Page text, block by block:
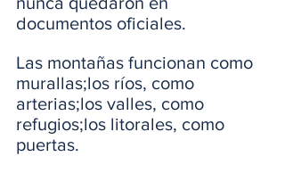
documentos oficiales.
Las montañas funcionan como
murallas;los ríos, como
arterias;los valles, como
refugios;los litorales, como
puertas.